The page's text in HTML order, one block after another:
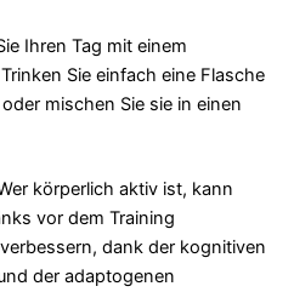
Ihren Tag mit einem
Sie einfach eine Flasche
mischen Sie sie in einen
körperlich aktiv ist, kann
vor dem Training
dank der kognitiven
der adaptogenen